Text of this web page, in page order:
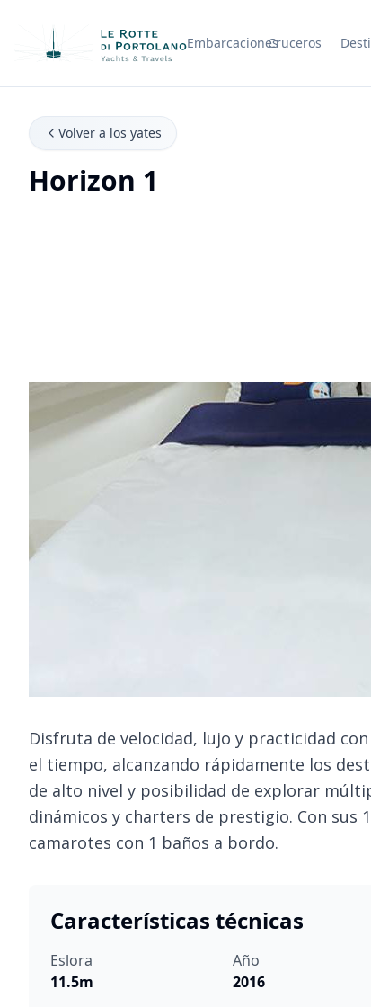
Nombre de la empresa EmbarcacionesCruceros
Volver a los yates
Horizon 1
Disfruta de velocidad, lujo y practicidad
el tiempo, alcanzando rápidamente los
de alto nivel y posibilidad de explorar
dinámicos y charters de prestigio. Con sus
camarotes con 1 baños a bordo.
Características técnicas
Eslora
11.5m
Año
2016